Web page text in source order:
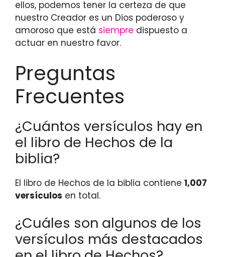
ellos, podemos tener la certeza de que
nuestro Creador es un Dios poderoso y
amoroso que está siempre dispuesto a
actuar en nuestro favor.
Preguntas
Frecuentes
¿Cuántos versículos hay en
el libro de Hechos de la
biblia?
El libro de Hechos de la biblia contiene 1,007
versículos en total.
¿Cuáles son algunos de los
versículos más destacados